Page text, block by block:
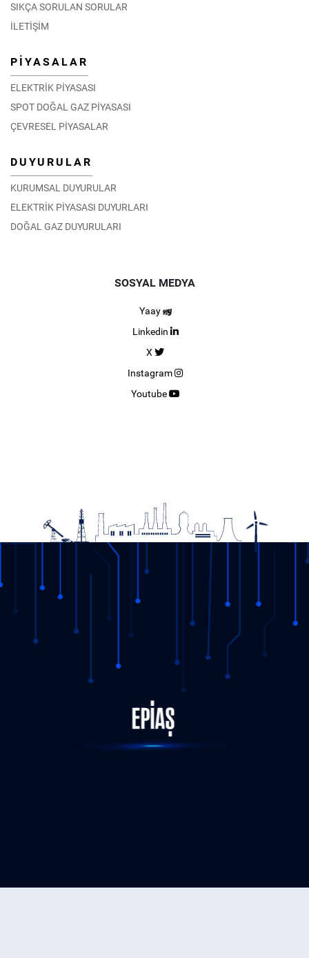
SIKÇA SORULAN SORULAR
İLETİŞİM
PİYASALAR
ELEKTRİK PİYASASI
SPOT DOĞAL GAZ PİYASASI
ÇEVRESEL PİYASALAR
DUYURULAR
KURUMSAL DUYURULAR
ELEKTRİK PİYASASI DUYURLARI
DOĞAL GAZ DUYURULARI
SOSYAL MEDYA
Yaay
Linkedin
X
Instagram
Youtube